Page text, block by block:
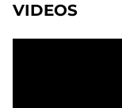
VIDEOS